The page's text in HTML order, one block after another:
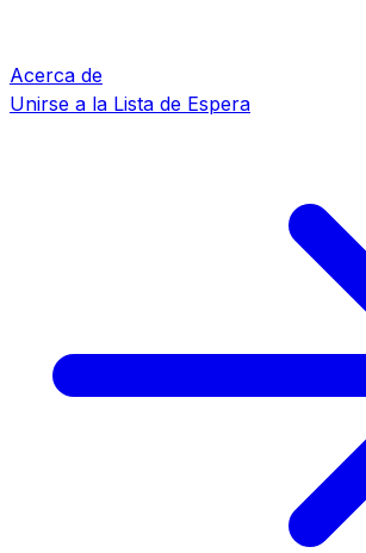
Acerca de
Unirse a la Lista de Espera